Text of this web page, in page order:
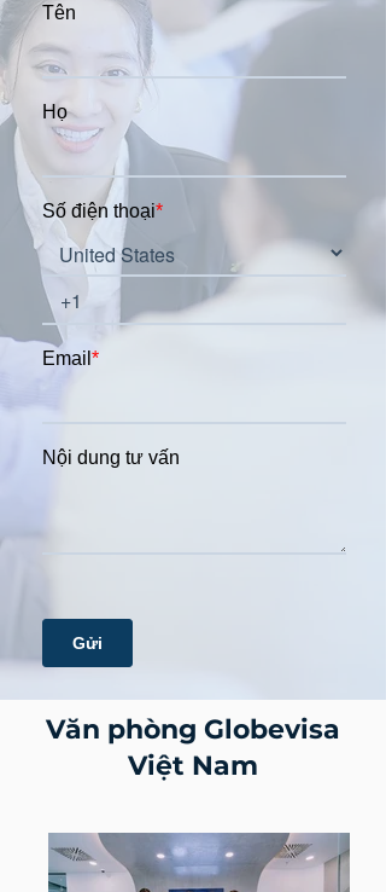
Văn phòng Globevisa
Việt Nam